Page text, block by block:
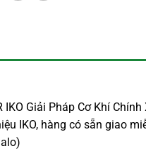
IKO Giải Pháp Cơ Khí
IKO, hàng có sẵn giao